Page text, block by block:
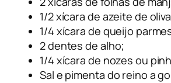
1/2 xícara de azeite de
1/4 xícara de queijo
2 dentes de alho;
1/4 xícara de nozes ou
Sal e pimenta do reino a